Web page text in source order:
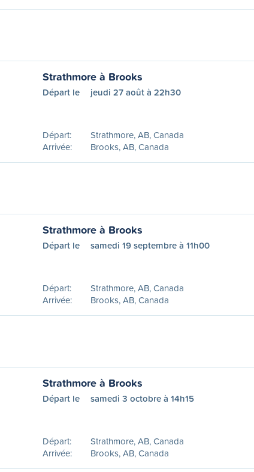
Strathmore à Brooks
Départ le jeudi 27 août à 22h30
Départ:
Strathmore, AB, Canada
Arrivée:
Brooks, AB, Canada
Strathmore à Brooks
Départ le samedi 19 septembre à 11h00
Départ:
Strathmore, AB, Canada
Arrivée:
Brooks, AB, Canada
Strathmore à Brooks
Départ le samedi 3 octobre à 14h15
Départ:
Strathmore, AB, Canada
Arrivée:
Brooks, AB, Canada